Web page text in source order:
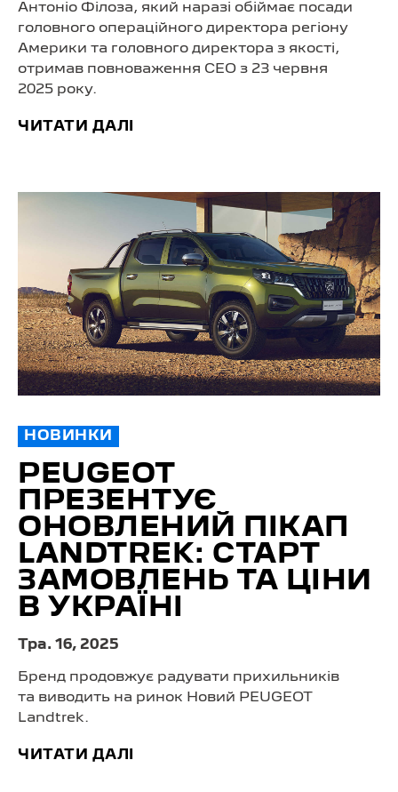
Антоніо Філоза, який наразі обіймає посади
головного операційного директора регіону
Америки та головного директора з якості,
отримав повноваження CEO з 23 червня
2025 року.
ЧИТАТИ ДАЛІ
НОВИНКИ
PEUGEOT
ПРЕЗЕНТУЄ
ОНОВЛЕНИЙ ПІКАП
LANDTREK: СТАРТ
ЗАМОВЛЕНЬ ТА ЦІНИ
В УКРАЇНІ
Тра. 16, 2025
Бренд продовжує радувати прихильників
та виводить на ринок Новий PEUGEOT
Landtrek.
ЧИТАТИ ДАЛІ